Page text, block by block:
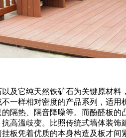
以及它纯天然铁矿石为关键原材料
一样相对密度的产品系列，适用
隔热、隔音降噪等。而酚醛板的
高溫歧变。比照传统式墙体装饰
板凭着优质的本身构造及板才间